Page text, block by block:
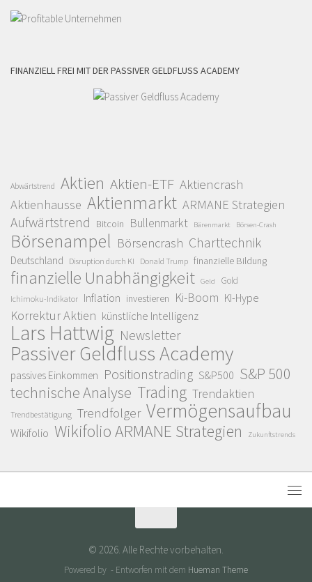
FINANZIELL FREI MIT DER PASSIVER GELDFLUSS ACADEMY
Abwärtstrend Aktien Aktien-ETF Aktiencrash
Aktienhausse Aktienmarkt ARMANE Strategien
Aufwärtstrend Bitcoin Bullenmarkt Bärenmarkt Börsen-Crash
Börsenampel Börsencrash Charttechnik
Deutschland Disruption durch KI Donald Trump finanzielle Bildung
finanzielle Unabhängigkeit Geld Gold
Ichimoku-Indikator Inflation investieren Ki-Boom KI-Hype
Korrektur Aktien künstliche Intelligenz
Lars Hattwig Newsletter
Passiver Geldfluss Academy
passives Einkommen Positionstrading S&P500 S&P 500
technische Analyse Trading Trendaktien
Trendbestätigung Trendfolger Vermögensaufbau
Wikifolio Wikifolio ARMANE Strategien Zukunftstrends
© 2026. Alle Rechte vorbehalten.
Powered by - Entworfen mit dem Hueman Theme